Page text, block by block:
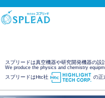
スプリードは真空機器や研究開発機器の設
We produce the physics and chemistry
スプリードはHtc社 の正